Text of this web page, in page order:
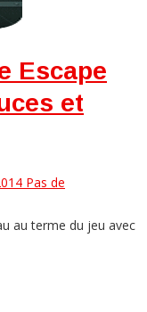
Escape
et
Pas de
au terme du jeu avec